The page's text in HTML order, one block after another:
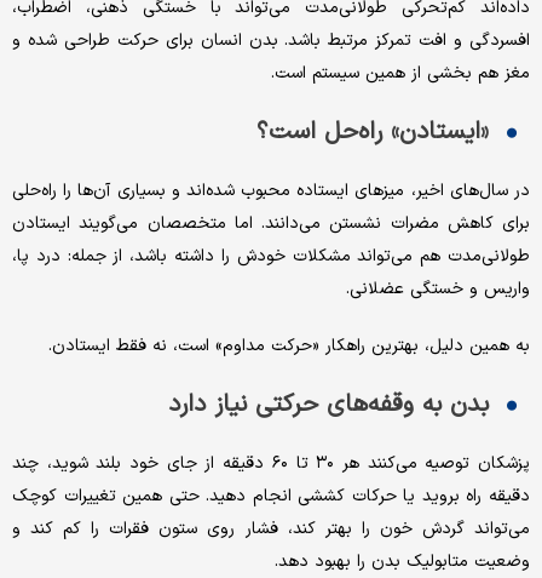
داده‌اند کم‌تحرکی طولانی‌مدت می‌تواند با خستگی ذهنی، اضطراب،
افسردگی و افت تمرکز مرتبط باشد. بدن انسان برای حرکت طراحی شده و
مغز هم بخشی از همین سیستم است.
«ایستادن» راه‌حل‌ است؟
در سال‌های اخیر، میزهای ایستاده محبوب شده‌اند و بسیاری آن‌ها را راه‌حلی
برای کاهش مضرات نشستن می‌دانند. اما متخصصان می‌گویند ایستادن
طولانی‌مدت هم می‌تواند مشکلات خودش را داشته باشد، از جمله: درد پا،
واریس و خستگی عضلانی.
به همین دلیل، بهترین راهکار «حرکت مداوم» است، نه فقط ایستادن.
بدن به وقفه‌های حرکتی نیاز دارد
پزشکان توصیه می‌کنند هر ۳۰ تا ۶۰ دقیقه از جای خود بلند شوید، چند
دقیقه راه بروید یا حرکات کششی انجام دهید. حتی همین تغییرات کوچک
می‌تواند گردش خون را بهتر کند، فشار روی ستون فقرات را کم کند و
وضعیت متابولیک بدن را بهبود دهد.